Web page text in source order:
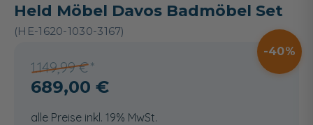
Held Möbel Davos Badmöbel Set
(HE-1620-1030-3167)
1.149,99 €
40
689,00 €
alle Preise inkl. 19% MwSt.